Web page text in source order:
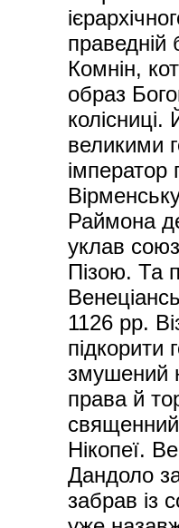
праведній
Комнін,
образ
колісниці.
великими
імператор
Раймона
уклав
Пізою. Та
1126 рр.
підкорити
змушений
права й
священний
Нікопеї.
Дандоло
забрав із